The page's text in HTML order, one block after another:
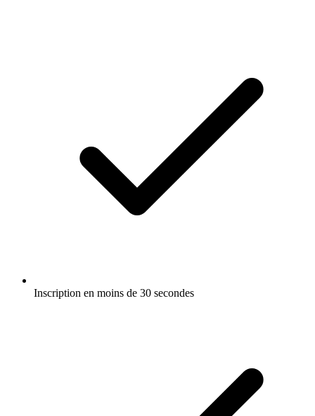
Inscription en moins de 30 secondes